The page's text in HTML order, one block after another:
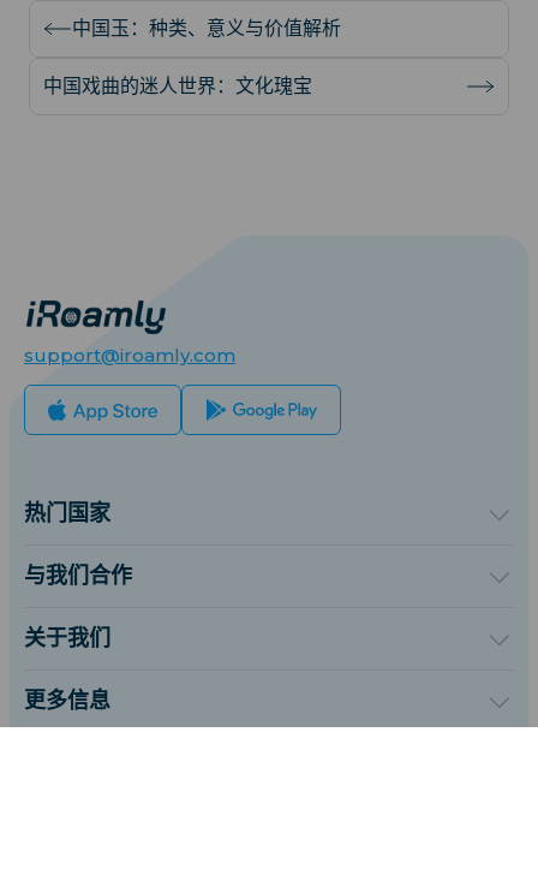
中国玉：种类、意义与价值解析
中国戏曲的迷人世界：文化瑰宝
support@iroamly.com
热门国家
英国
土耳其
泰国
意大利
与我们合作
推荐并赚取奖励
联盟计划
关于我们
联系我们
更多信息
支持中心